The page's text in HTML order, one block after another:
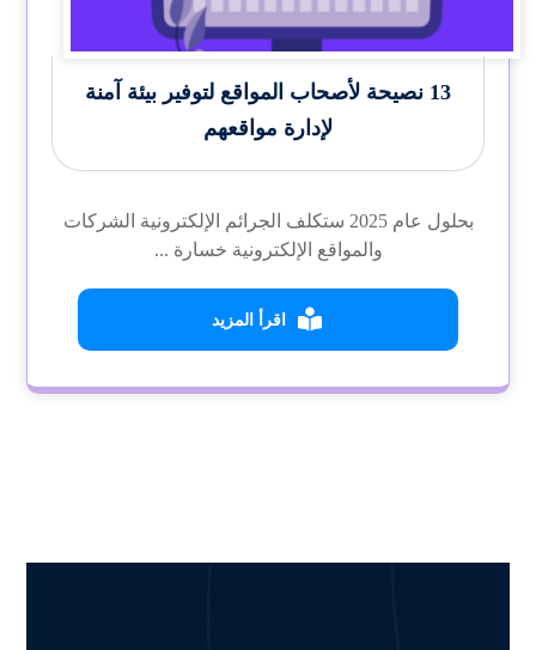
13 نصيحة لأصحاب المواقع لتوفير بيئة آمنة
لإدارة مواقعهم
بحلول عام 2025 ستكلف الجرائم الإلكترونية الشركات
والمواقع الإلكترونية خسارة ...
اقرأ المزيد